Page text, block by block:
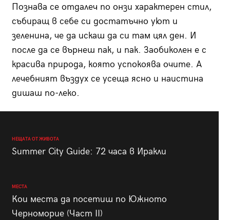
Познава се отдалеч по онзи характерен стил,
събиращ в себе си достатъчно уют и
зеленина, че да искаш да си там цял ден. И
после да се върнеш пак, и пак. Заобиколен е с
красива природа, която успокоява очите. А
лечебният въздух се усеща ясно и наистина
дишаш по-леко.
НЕЩАТА ОТ ЖИВОТА
Summer City Guide: 72 часа в Иракли
МЕСТА
Кои места да посетиш по Южното
Черноморие (Част II)